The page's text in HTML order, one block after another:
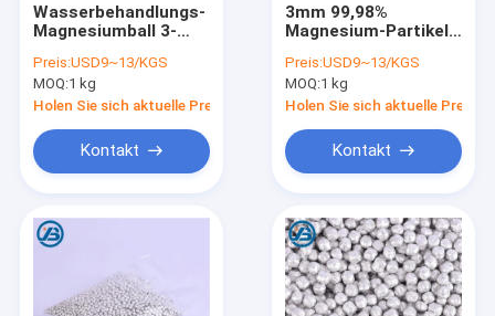
Wasserbehandlungs-
Magnesiumball 3-
Magnesium-
Körnchen der
Magnesium-Partikel-
ORP
Preis:USD9~13/KGS
MOQ:1 kg
Holen Sie sich aktuelle Preis
Kontakt
3mm 99,98%
Magnesium-Partikel-
keramischen Ball des
Magnesiums
Preis:USD9~13/KGS
MOQ:1 kg
Holen Sie sich aktuelle Preis
Kontakt